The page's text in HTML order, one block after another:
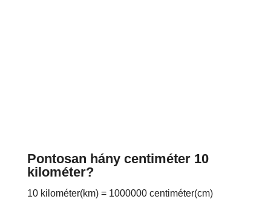
Pontosan hány centiméter 10
kilométer?
10 kilométer(km) = 1000000 centiméter(cm)